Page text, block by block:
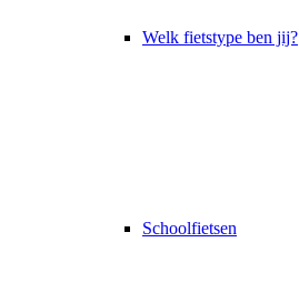
Welk fietstype ben jij?
Schoolfietsen